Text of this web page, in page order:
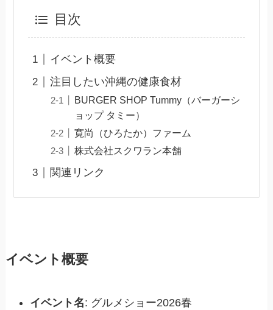
目次
イベント概要
注目したい沖縄の健康食材
BURGER SHOP Tummy（バーガーシ
ョップ タミー）
寛尚（ひろたか）ファーム
株式会社スクワラン本舗
関連リンク
イベント概要
イベント名: グルメショー2026春